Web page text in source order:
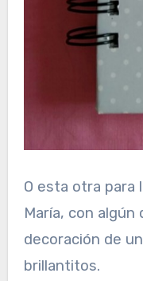
O esta otra para
María, con
decoración de
brillantitos.